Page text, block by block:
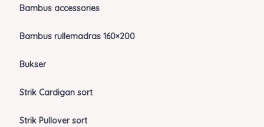
Bambus accessories
Bambus rullemadras 160×200
Bukser
Strik Cardigan sort
Strik Pullover sort